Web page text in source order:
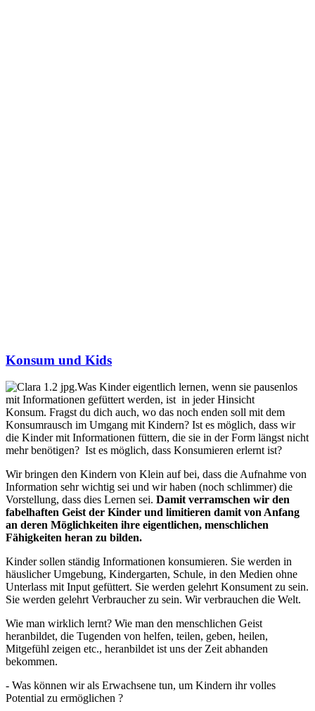
Konsum und Kids
Was Kinder eigentlich lernen, wenn sie pausenlos
mit Informationen gefüttert werden, ist in jeder Hinsicht
Konsum. Fragst du dich auch, wo das noch enden soll mit dem
Konsumrausch im Umgang mit Kindern? Ist es möglich, dass wir
die Kinder mit Informationen füttern, die sie in der Form längst nicht
mehr benötigen? Ist es möglich, dass Konsumieren erlernt ist?
Wir bringen den Kindern von Klein auf bei, dass die Aufnahme von
Information sehr wichtig sei und wir haben (noch schlimmer) die
Vorstellung, dass dies Lernen sei. Damit verramschen wir den
fabelhaften Geist der Kinder und limitieren damit von Anfang
an deren Möglichkeiten ihre eigentlichen, menschlichen
Fähigkeiten heran zu bilden.
Kinder sollen ständig Informationen konsumieren. Sie werden in
häuslicher Umgebung, Kindergarten, Schule, in den Medien ohne
Unterlass mit Input gefüttert. Sie werden gelehrt Konsument zu sein.
Sie werden gelehrt Verbraucher zu sein. Wir verbrauchen die Welt.
Wie man wirklich lernt? Wie man den menschlichen Geist
heranbildet, die Tugenden von helfen, teilen, geben, heilen,
Mitgefühl zeigen etc., heranbildet ist uns der Zeit abhanden
bekommen.
- Was können wir als Erwachsene tun, um Kindern ihr volles
Potential zu ermöglichen ?